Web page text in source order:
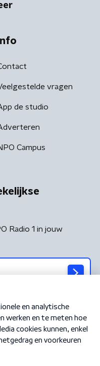
Info
vragen
de studio
Campus
Radio 1 in jouw